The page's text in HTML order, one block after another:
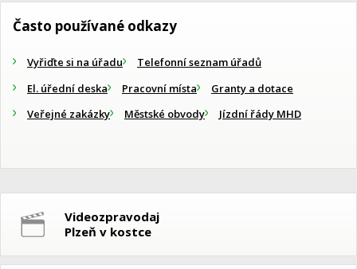
Často používané odkazy
Vyřiďte si na úřadu
Telefonní seznam úřadů
El. úřední deska
Pracovní místa
Granty a dotace
Veřejné zakázky
Městské obvody Jízdní řády MHD
Videozpravodaj
Plzeň v kostce